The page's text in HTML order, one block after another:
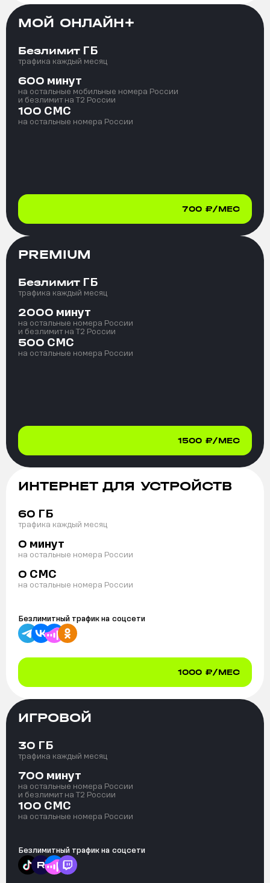
МОЙ ОНЛАЙН+
Безлимит ГБ
трафика каждый месяц
600 минут
на остальные мобильные номера России
и безлимит на T2 России
100 СМС
на остальные номера России
700 ₽/МЕС
PREMIUM
Безлимит ГБ
трафика каждый месяц
2000 минут
на остальные номера России
и безлимит на T2 России
500 СМС
на остальные номера России
1500 ₽/МЕС
ИНТЕРНЕТ ДЛЯ УСТРОЙСТВ
60 ГБ
трафика каждый месяц
0 минут
на остальные номера России
0 СМС
на остальные номера России
Безлимитный трафик на соцсети
1000 ₽/МЕС
ИГРОВОЙ
30 ГБ
трафика каждый месяц
700 минут
на остальные номера России
и безлимит на T2 России
100 СМС
на остальные номера России
Безлимитный трафик на соцсети